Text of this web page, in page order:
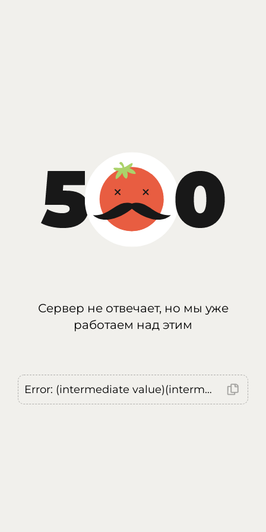
Сервер не отвечает, но мы уже
работаем над этим
Error: (intermediate value)(intermediate value)(intermediate value).replaceAll is not a function